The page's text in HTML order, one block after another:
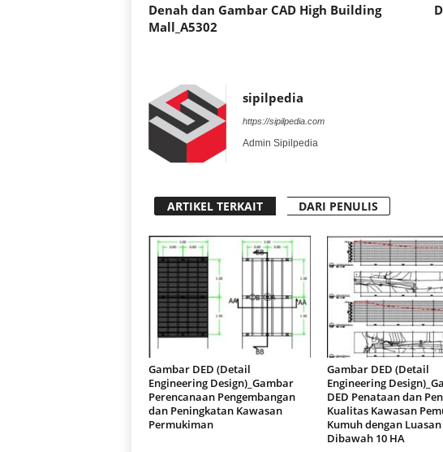
Denah dan Gambar CAD High Building
Mall_A5302
sipilpedia
https://sipilpedia.com
Admin Sipilpedia
ARTIKEL TERKAIT DARI PENULIS
Gambar DED (Detail
Engineering Design)_Gambar
Perencanaan Pengembangan
dan Peningkatan Kawasan
Permukiman
Gambar DED (Detail
Engineering
DED Penataan dan
Kualitas Kawasan
Kumuh dengan Luasan
Dibawah 10 HA